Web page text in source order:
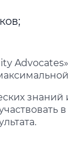
знаний